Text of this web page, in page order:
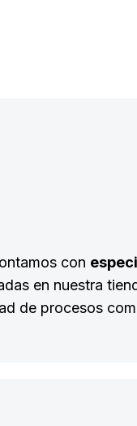
con
en nuestra
de procesos